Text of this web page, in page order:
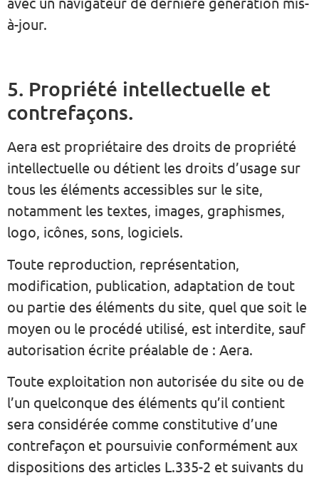
à-jour.
5. Propriété intellectuelle et
contrefaçons.
Aera est propriétaire des droits de propriété
intellectuelle ou détient les droits d’usage sur
tous les éléments accessibles sur le site,
notamment les textes, images, graphismes,
logo, icônes, sons, logiciels.
Toute reproduction, représentation,
modification, publication, adaptation de tout
ou partie des éléments du site, quel que soit le
moyen ou le procédé utilisé, est interdite, sauf
autorisation écrite préalable de : Aera.
Toute exploitation non autorisée du site ou de
l’un quelconque des éléments qu’il contient
sera considérée comme constitutive d’une
contrefaçon et poursuivie conformément aux
dispositions des articles L.335-2 et suivants du